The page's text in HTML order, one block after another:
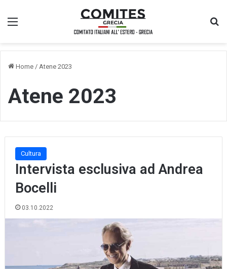
Menu
Home / Atene 2023
Atene 2023
Cultura
Intervista esclusiva ad Andrea
Bocelli
03.10.2022